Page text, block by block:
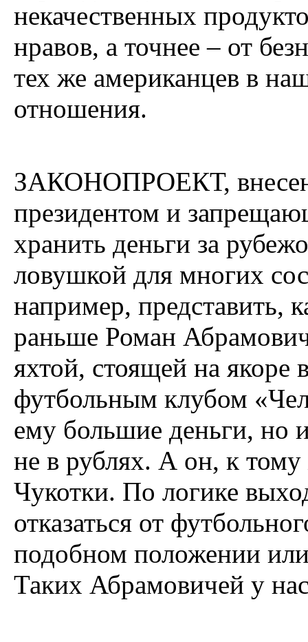
некачественных
нравов, а точнее – от
тех же американцев в
отношения.
ЗАКОНОПРОЕКТ,
президентом и
хранить деньги за
ловушкой для многих
например, представить,
раньше Роман
яхтой, стоящей на
футбольным клубом
ему большие деньги, но
не в рублях. А он, к тому
Чукотки. По логике
отказаться от
подобном положении
Таких Абрамовичей у